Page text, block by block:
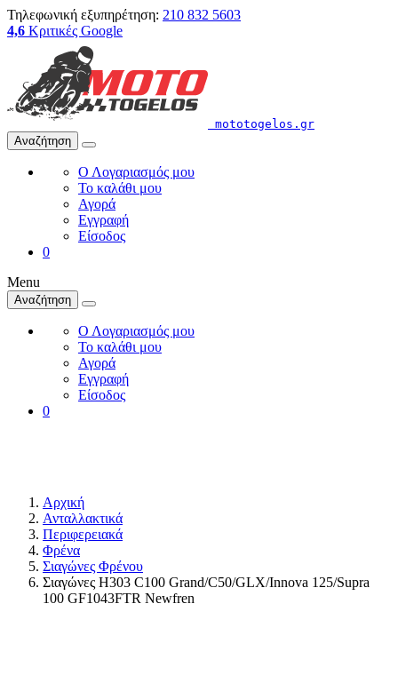
Τηλεφωνική εξυπηρέτηση: 210 832 5603
4,6 Κριτικές Google
mototogelos.gr
Αναζήτηση
Ο Λογαριασμός μου
Το καλάθι μου
Αγορά
Εγγραφή
Είσοδος
0
Menu
Αναζήτηση
Ο Λογαριασμός μου
Το καλάθι μου
Αγορά
Εγγραφή
Είσοδος
0
Αρχική
Ανταλλακτικά
Περιφερειακά
Φρένα
Σιαγώνες Φρένου
Σιαγώνες H303 C100 Grand/C50/GLX/Innova 125/Supra
100 GF1043FTR Newfren